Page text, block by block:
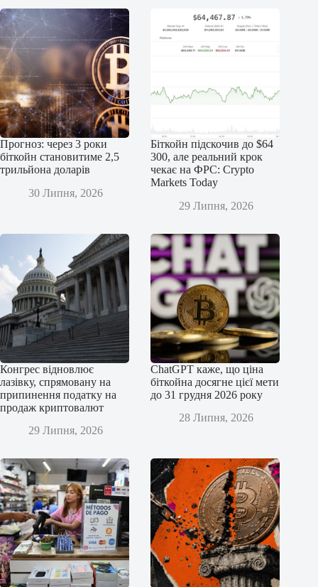
Прогноз: через 3 роки
біткойн становитиме 2,5
трильйона доларів
30 Липня, 2026
Біткойн підскочив до $64
300, але реальний крок
чекає на ФРС: Crypto
Markets Today
29 Липня, 2026
Конгрес відновлює
лазівку, спрямовану на
припинення податку на
продаж криптовалют
29 Липня, 2026
ChatGPT каже, що ціна
біткойна досягне цієї мети
до 31 грудня 2026 року
28 Липня, 2026